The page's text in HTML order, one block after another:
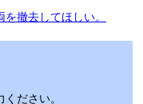
撤去してほしい。
ださい。